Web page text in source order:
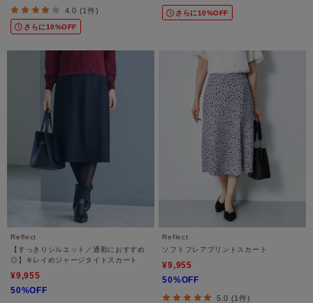
4.0 (1件)
さらに10%OFF
さらに10%OFF
Reflect
【すっきりシルエット／通勤におすすめ
◎】キレイめジャージタイトスカート
¥9,955
50%OFF
Reflect
ソフトフレアプリントスカート
¥9,955
50%OFF
5.0 (1件)